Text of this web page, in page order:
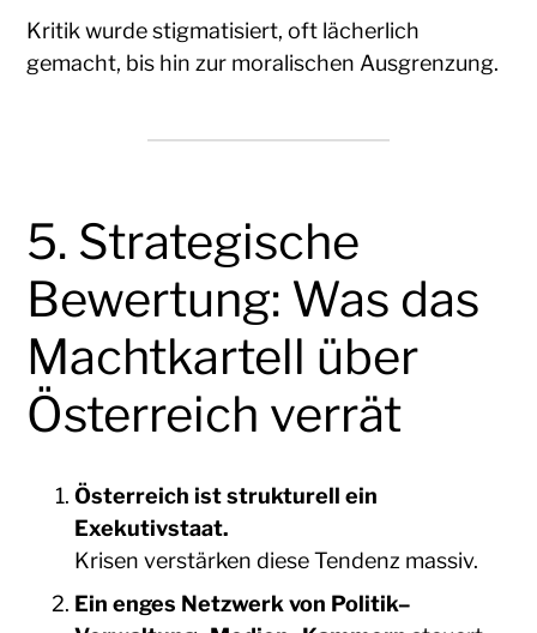
Kritik wurde stigmatisiert, oft lächerlich
gemacht, bis hin zur moralischen Ausgrenzung.
5. Strategische
Bewertung: Was das
Machtkartell über
Österreich verrät
Österreich ist strukturell ein
Exekutivstaat.
Krisen verstärken diese Tendenz massiv.
Ein enges Netzwerk von Politik–